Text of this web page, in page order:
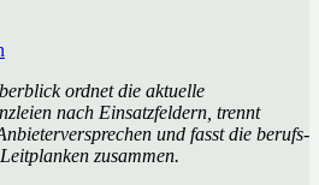
ordnet die aktuelle
nach Einsatzfeldern, trennt
und fasst die berufs-
zusammen.